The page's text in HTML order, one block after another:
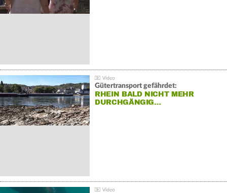
Gütertransport gefährdet:
RHEIN BALD NICHT MEHR
DURCHGÄNGIG…